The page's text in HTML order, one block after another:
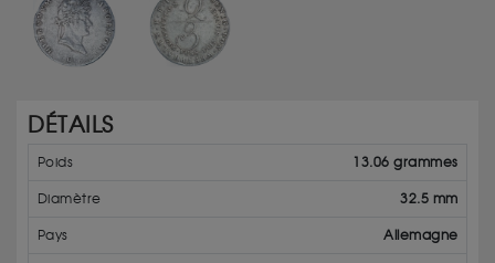
DÉTAILS
Poids 13.06 grammes
Diamètre 32.5 mm
Pays Allemagne